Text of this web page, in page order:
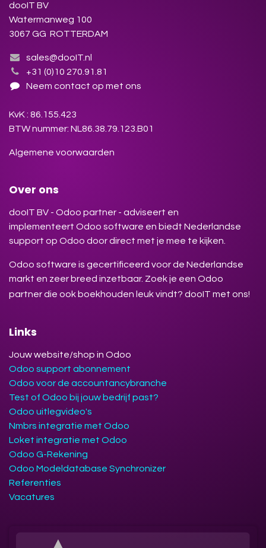
dooIT BV
Watermanweg 100
3067 GG ROTTERDAM
sales@dooIT.nl
+31 (0)10 270.91.81
Neem contact op met ons
KvK : 86.155.423
BTW nummer: NL86.38.79.123.B01
Algemene voorwaarden
Over ons
dooIT BV - Odoo partner - adviseert en
implementeert Odoo software en biedt Nederlandse
support op Odoo door direct met je mee te kijken.
Odoo software is gecertificeerd voor de Nederlandse
markt en zeer breed inzetbaar. Zoek je een Odoo
partner die ook boekhouden leuk vindt? dooIT met ons!
Links
Jouw website/shop in Odoo
Odoo support abonnement
Odoo voor de accountancybranche
Test of Odoo bij jouw bedrijf past?
Odoo uitlegvideo's
Nmbrs integratie met Odoo
Loket integratie met Odoo
Odoo G-Rekening
Odoo Modeldatabase Synchronizer
Referenties
Vacatures